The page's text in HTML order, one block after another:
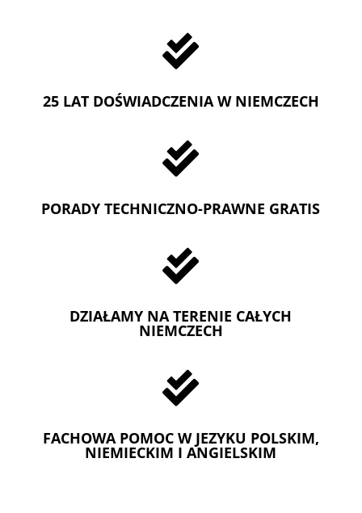

25 LAT DOŚWIADCZENIA W NIEMCZECH

PORADY TECHNICZNO-PRAWNE GRATIS

DZIAŁAMY NA TERENIE CAŁYCH
NIEMCZECH

FACHOWA POMOC W JEZYKU POLSKIM,
NIEMIECKIM I ANGIELSKIM